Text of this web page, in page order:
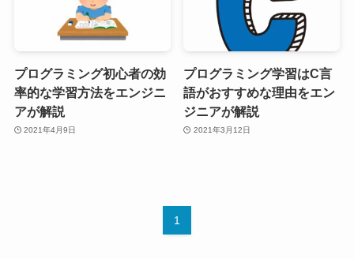
プログラミング初心者の効
率的な学習方法をエンジニ
アが解説
2021年4月9日
プログラミング学習はC言
語がおすすめな理由をエン
ジニアが解説
2021年3月12日
1